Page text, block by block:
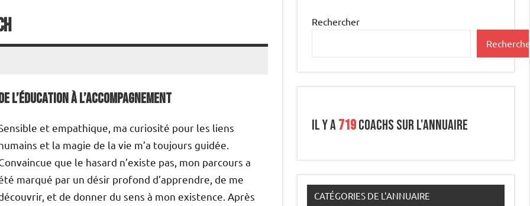
l’Éducation à l’Accompagnement
et empathique, ma curiosité pour les liens
et la magie de la vie m’a toujours guidée.
que le hasard n’existe pas, mon parcours a
marqué par un désir profond d’apprendre, de me
et de donner du sens à mon existence. Après
Rechercher
Il y a719coachs sur l'annuaire
CATÉGORIES DE L'ANNUAIRE